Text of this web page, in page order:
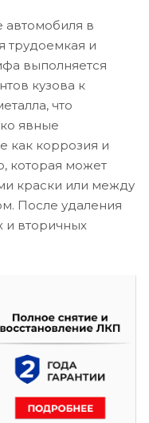
автомобиля в
трудоемкая и
выполняется
кузова к
что
явные
как коррозия и
которая может
краски или между
После удаления
и вторичных